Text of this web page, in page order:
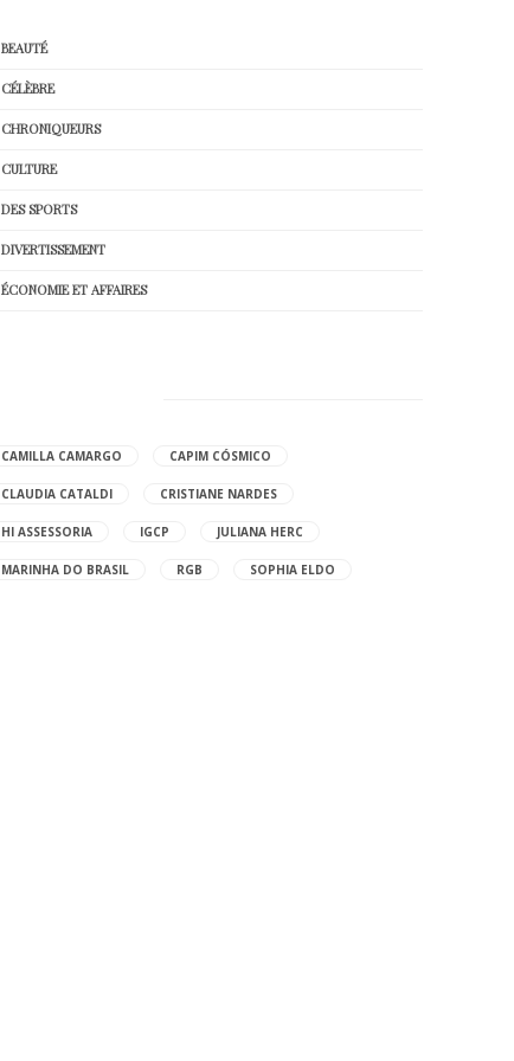
BEAUTÉ
CÉLÈBRE
CHRONIQUEURS
CULTURE
DES SPORTS
DIVERTISSEMENT
ÉCONOMIE ET AFFAIRES
CAMILLA CAMARGO CAPIM CÓSMICO
CLAUDIA CATALDI CRISTIANE NARDES
HI ASSESSORIA IGCP JULIANA HERC
MARINHA DO BRASIL RGB SOPHIA ELDO